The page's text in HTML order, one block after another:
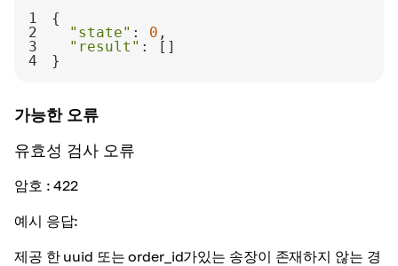
1
2
"state" : 0
3
"result"
4
}
가능한 오류
유효성 검사 오류
암호 : 422
예시 응답:
제공 한 uuid 또는 order_id가있는 송장이 존재하지 않는 경